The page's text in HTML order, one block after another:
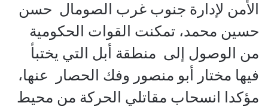
الأمن لإدارة جنوب غرب الصومال حسن
حسين محمد، تمكنت القوات الحكومية
من الوصول إلى منطقة أبل التي يختبأ
فيها مختار أبو منصور وفك الحصار عنها،
مؤكدا انسحاب مقاتلي الحركة من محيط